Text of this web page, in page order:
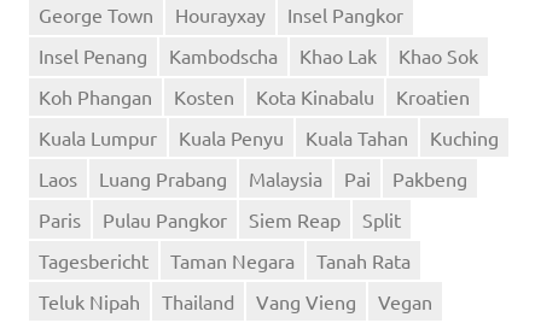
George Town
Hourayxay
Insel Pangkor
Insel Penang
Kambodscha Khao Lak
Khao Sok
Koh Phangan
Kosten Kota Kinabalu
Kroatien
Kuala Lumpur
Kuala Penyu Kuala Tahan
Kuching
Laos
Luang Prabang Malaysia Pai
Pakbeng
Paris
Pulau Pangkor Siem Reap
Split
Tagesbericht
Taman Negara
Tanah Rata
Teluk Nipah
Thailand Vang Vieng Vegan